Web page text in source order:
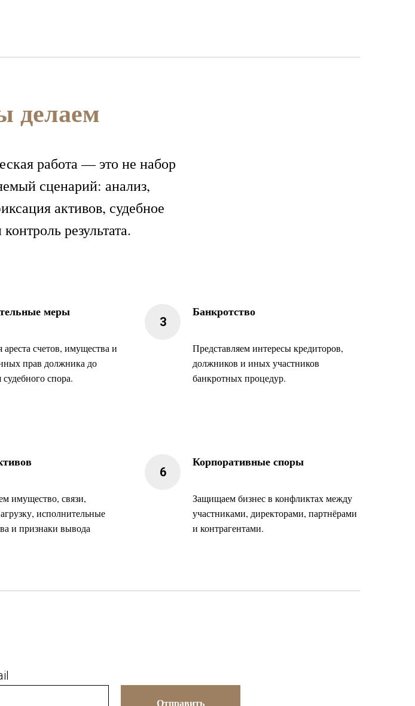
делаем
работа — это не набор
сценарий: анализ,
активов, судебное
результата.
меры
ареста счетов, имущества и
прав должника до
спора.
Банкротство
Представляем интересы кредиторов,
должников и иных участников
банкротных процедур.
имущество, связи,
исполнительные
и признаки вывода
Корпоративные споры
Защищаем бизнес в конфликтах между
участниками, директорами, партнёрами
и контрагентами.
Отправить